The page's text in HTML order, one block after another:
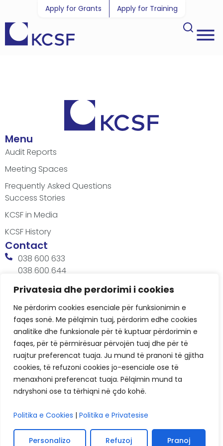
Privatesia dhe perdorimi i cookies
Ne përdorim cookies esenciale për funksionimin e
faqes sonë. Me pëlqimin tuaj, përdorim edhe cookies
analitike dhe funksionale për të kuptuar përdorimin e
faqes, për të përmirësuar përvojën tuaj dhe për të
ruajtur preferencat tuaja. Ju mund të pranoni të gjitha
cookies, të refuzoni cookies jo-esenciale ose të
menaxhoni preferencat tuaja. Pëlqimin mund ta
ndryshoni ose ta tërhiqni në çdo kohë.
Politika e Cookies | Politika e Privatesise
Personalizo Refuzoj Pranoj
Apply for Grants Apply for Training
Menu
Audit Reports
Meeting Spaces
Frequently Asked Questions
Success Stories
KCSF in Media
KCSF History
Contact
038 600 633
038 600 644
office@kcsfoundation.org
Besa Imami, Lam A, H1, Kat.12, nr. 65-1, Lakrishtë,
Prishtinë, Kosovë.
Working Hours
8:00 AM - 4:00 PM
KCSF © 2026
Privacy
Cookie Policies